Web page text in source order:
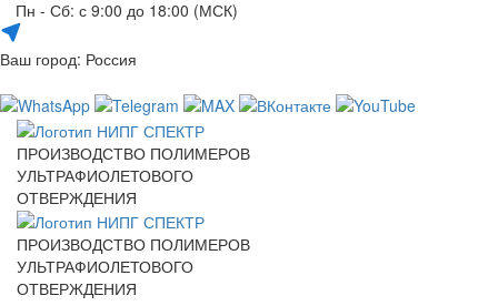
Пн - Сб: с 9:00 до 18:00 (МСК)
Ваш город: Россия
ПРОИЗВОДСТВО ПОЛИМЕРОВ
УЛЬТРАФИОЛЕТОВОГО
ОТВЕРЖДЕНИЯ
ПРОИЗВОДСТВО ПОЛИМЕРОВ
УЛЬТРАФИОЛЕТОВОГО
ОТВЕРЖДЕНИЯ